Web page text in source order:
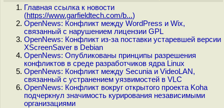
Главная ссылка к новости
(https://www.garfieldtech.com/b...)
OpenNews: Конфликт между WordPress и Wix,
связанный с нарушением лицензии GPL
OpenNews: Конфликт из-за поставки устаревшей версии
XScreenSaver в Debian
OpenNews: Опубликованы принципы разрешения
конфликтов в среде разработчиков ядра Linux
OpenNews: Конфликт между Secunia и VideoLAN,
связанный с устранением уязвимостей в VLC
OpenNews: Конфликт вокруг открытого проекта Koha
подчеркнул значимость курирования независимыми
организациями